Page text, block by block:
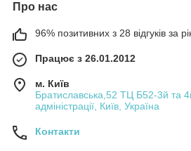
Про нас
96% позитивних з 28 відгуків за
Працює з 26.01.2012
м. Київ
Братиславська,52 ТЦ Б52-3й та
адміністрації, Київ, Україна
Контакти